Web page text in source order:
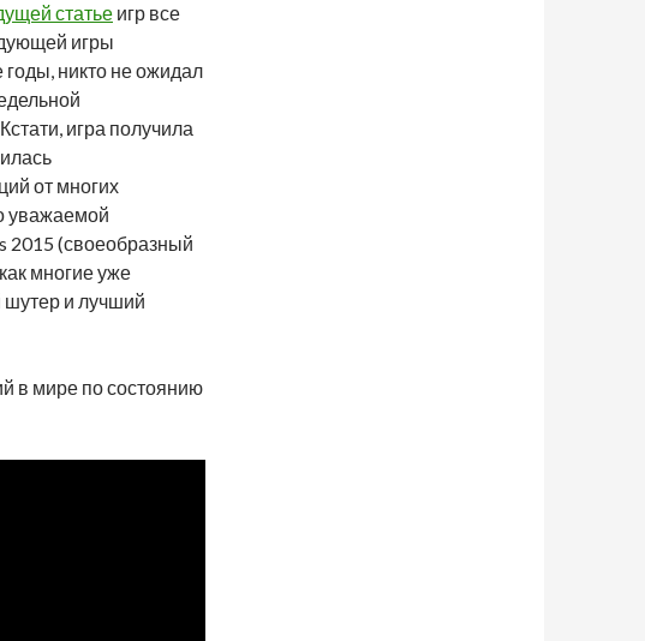
статье игр все
игры
годы, никто не ожидал
игра получила
от многих
уважаемой
2015 (своеобразный
многие уже
шутер и лучший
в мире по состоянию